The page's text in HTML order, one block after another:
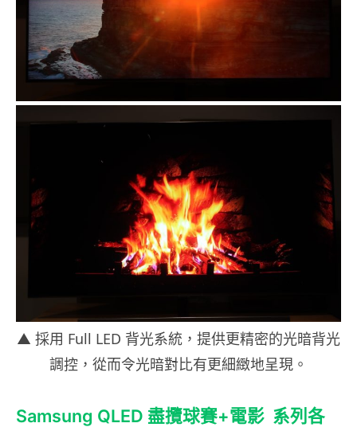
▲ 採用 Full LED 背光系統，提供更精密的光暗背光
調控，從而令光暗對比有更細緻地呈現。
Samsung QLED 盡攬球賽+電影 系列各